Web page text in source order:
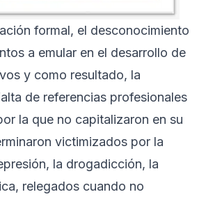
formal, el desconocimiento
a emular en el desarrollo de
y como resultado, la
de referencias profesionales
la que no capitalizaron en su
victimizados por la
la drogadicción, la
relegados cuando no